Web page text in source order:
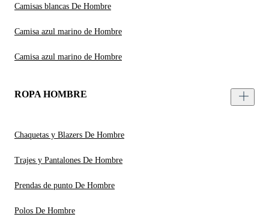
Camisas blancas De Hombre
Camisa azul marino de Hombre
Camisa azul marino de Hombre
ROPA HOMBRE
Chaquetas y Blazers De Hombre
Trajes y Pantalones De Hombre
Prendas de punto De Hombre
Polos De Hombre